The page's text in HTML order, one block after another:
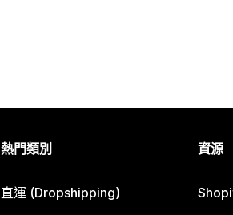
熱門類別
直運 (Dropshipping)
資源